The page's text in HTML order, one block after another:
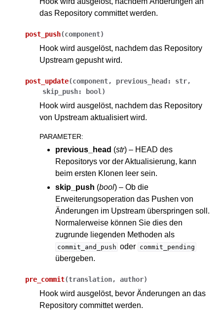
das Repository committet werden.
post_push(component)
Hook wird ausgelöst, nachdem das Repository
Upstream gepusht wird.
post_update(component, previous_head : str,
skip_push: bool )
Hook wird ausgelöst, nachdem das Repository
von Upstream aktualisiert wird.
PARAMETER:
previous_head (str) – HEAD des
Repositorys vor der Aktualisierung, kann
beim ersten Klonen leer sein.
skip_push (bool) – Ob die
Erweiterungsoperation das Pushen von
Änderungen im Upstream überspringen soll.
Normalerweise können Sie dies den
zugrunde liegenden Methoden als
commit_and_push oder commit_pending
übergeben.
pre_commit(translation, author)
Hook wird ausgelöst, bevor Änderungen an das
Repository committet werden.